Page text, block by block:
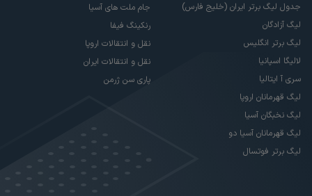
جدول لیگ برتر ایران (خلیج فارس)
لیگ آزادگان
لیگ برتر انگلیس
لالیگا اسپانیا
سری آ ایتالیا
لیگ قهرمانان اروپا
لیگ نخبگان آسیا
لیگ قهرمانان آسیا دو
لیگ برتر فوتسال
جام ملت های آسیا
رنکینگ فیفا
نقل و انتقالات اروپا
نقل و انتقالات ایران
پاری سن ژرمن